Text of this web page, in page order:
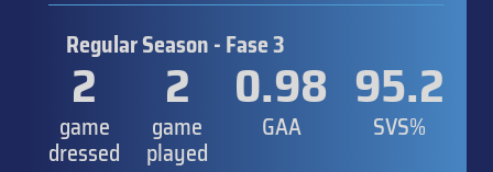
Regular Season - Fase 3
2
game
dressed
2
game
played
0.98
GAA
95.2
SVS%